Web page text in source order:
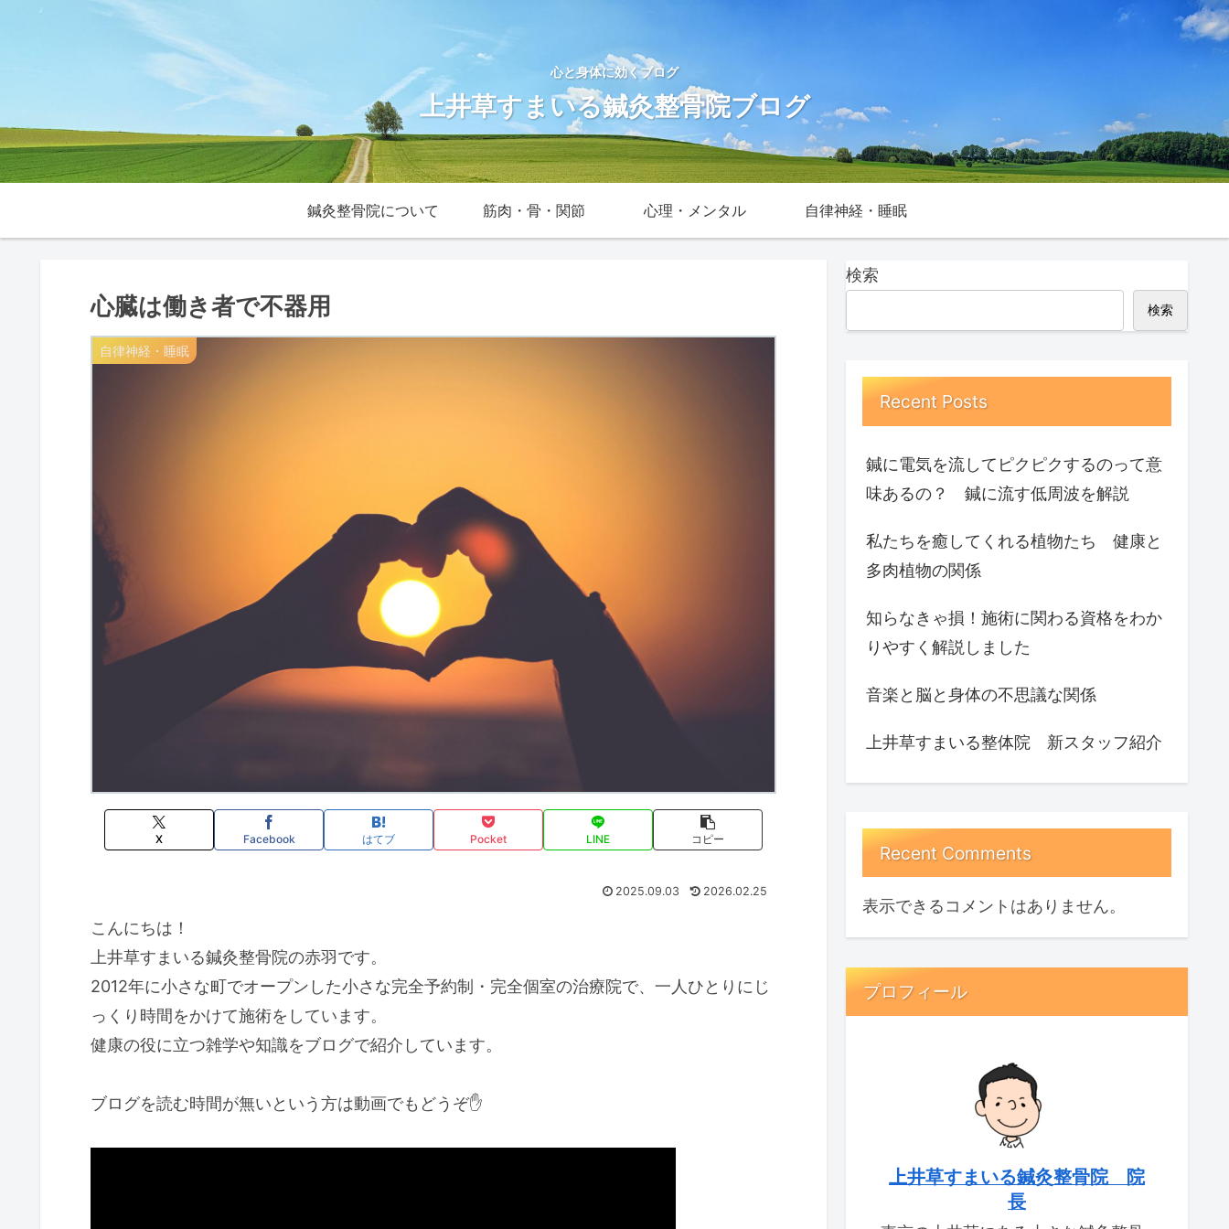
心と身体に効くブログ
上井草すまいる鍼灸整骨院ブログ
鍼灸整骨院について 筋肉・骨・関節 心理・メンタル 自律神経・睡眠
心臓は働き者で不器用
自律神経・睡眠
X Facebook はてブ Pocket LINE コピー
2025.09.03 2026.02.25
こんにちは！
上井草すまいる鍼灸整骨院の赤羽です。
2012年に小さな町でオープンした小さな完全予約制・完全個室の治療院で、一人ひとりにじ
っくり時間をかけて施術をしています。
健康の役に立つ雑学や知識をブログで紹介しています。
ブログを読む時間が無いという方は動画でもどうぞ✋️
検索
検索
Recent Posts
鍼に電気を流してピクピクするのって意
味あるの？ 鍼に流す低周波を解説
私たちを癒してくれる植物たち 健康と
多肉植物の関係
知らなきゃ損！施術に関わる資格をわか
りやすく解説しました
音楽と脳と身体の不思議な関係
上井草すまいる整体院 新スタッフ紹介
Recent Comments
表示できるコメントはありません。
プロフィール
上井草すまいる鍼灸整骨院 院
長